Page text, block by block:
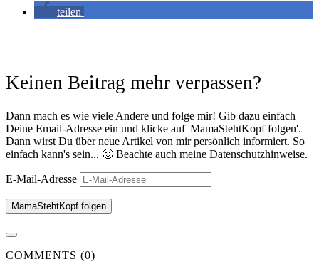
teilen
Keinen Beitrag mehr verpassen?
Dann mach es wie viele Andere und folge mir! Gib dazu einfach
Deine Email-Adresse ein und klicke auf 'MamaStehtKopf folgen'.
Dann wirst Du über neue Artikel von mir persönlich informiert. So
einfach kann's sein... 🙂 Beachte auch meine Datenschutzhinweise.
E-Mail-Adresse
MamaStehtKopf folgen
COMMENTS (0)